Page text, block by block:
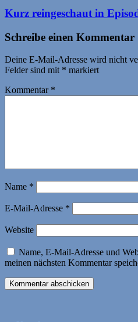
Kurz reingeschaut in
Schreibe einen Kommentar
Deine E-Mail-Adresse wird nicht
Felder sind mit * markiert
Kommentar *
Name *
E-Mail-Adresse *
Website
Name, E-Mail-Adresse und
meinen nächsten Kommentar